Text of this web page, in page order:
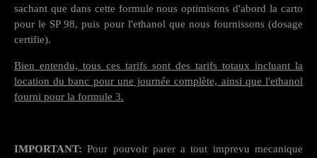
sachant que dans cette formule nous optimisons d'abord la carto
pour le SP 98, puis pour l'ethanol que nous fournissons (dosage
certifie).
Bien entendu, tous ces tarifs sont des tarifs totaux incluant la
location du banc pour une journée complète, ainsi que l'ethanol
fourni pour la formule 3.
IMPORTANT: Pour pouvoir parer a tout imprevu mecanique